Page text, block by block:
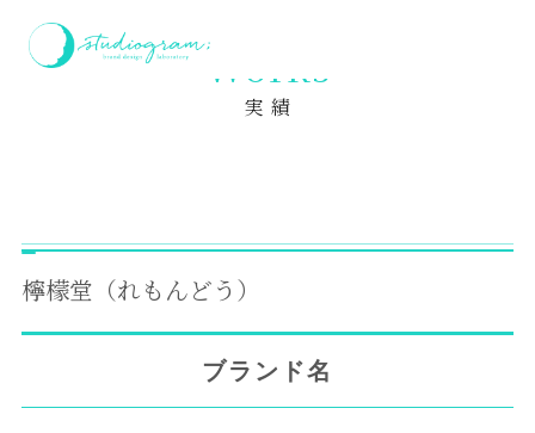
ホーム
Works
実 績
檸檬堂（れもんどう）
ブランド名